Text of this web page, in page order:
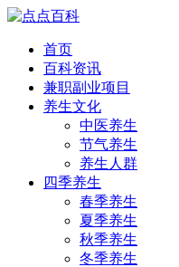
首页
百科资讯
兼职副业项目
养生文化
中医养生
节气养生
养生人群
四季养生
春季养生
夏季养生
秋季养生
冬季养生